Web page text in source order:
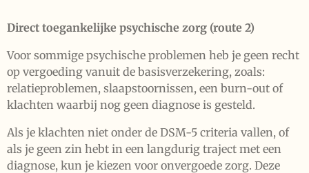
Direct toegankelijke psychische zorg (route 2)
Voor sommige psychische problemen heb je geen recht
op vergoeding vanuit de basisverzekering, zoals:
relatieproblemen, slaapstoornissen, een burn-out of
klachten waarbij nog geen diagnose is gesteld.
Als je klachten niet onder de DSM-5 criteria vallen, of
als je geen zin hebt in een langdurig traject met een
diagnose, kun je kiezen voor onvergoede zorg. Deze